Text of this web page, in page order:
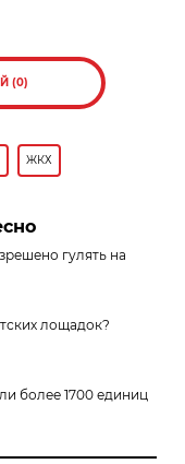
(0)
ЖКХ
гулять на
лощадок?
более 1700 единиц